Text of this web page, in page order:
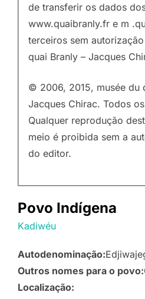
de transferir os dados
www.quaibranly.fr e m
terceiros sem
quai Branly – Jacques
© 2006, 2015, musée du
Jacques Chirac. Todos
Qualquer reprodução
meio é proibida sem a
do editor.
Povo Indígena
Kadiwéu
Autodenominação:
Outros nomes para o povo:
Localização: